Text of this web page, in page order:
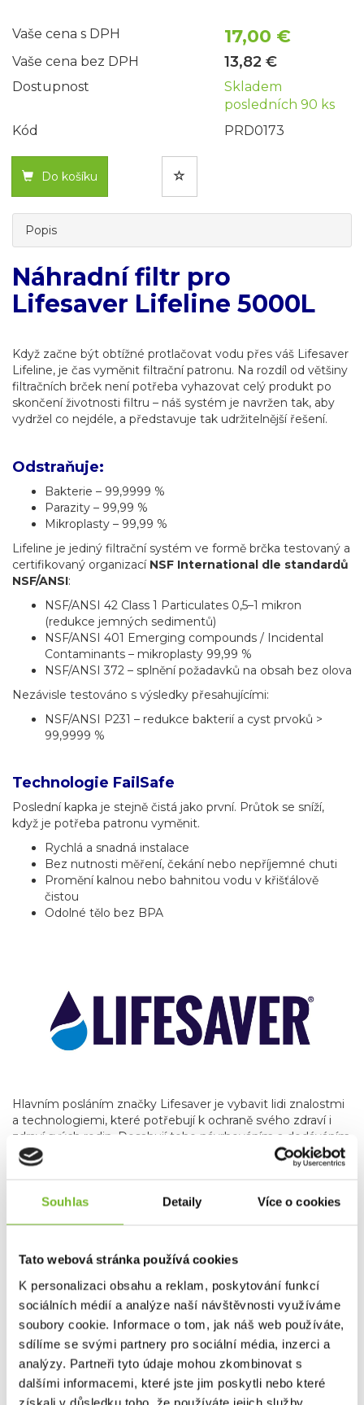
Souhlas Detaily Více o cookies
Tato webová stránka používá cookies
K personalizaci obsahu a reklam, poskytování funkcí
sociálních médií a analýze naší návštěvnosti využíváme
soubory cookie. Informace o tom, jak náš web používáte,
sdílíme se svými partnery pro sociální média, inzerci a
analýzy. Partneři tyto údaje mohou zkombinovat s
dalšími informacemi, které jste jim poskytli nebo které
získali v důsledku toho, že používáte jejich služby.
Vaše cena s DPH 17,00 €
Vaše cena bez DPH 13,82 €
Dostupnost
Skladem
posledních 90 ks
Kód
PRD0173
Do košíku
Popis
Náhradní filtr pro
Lifesaver Lifeline 5000L
Když začne být obtížné protlačovat vodu přes váš Lifesaver
Lifeline, je čas vyměnit filtrační patronu. Na rozdíl od většiny
filtračních brček není potřeba vyhazovat celý produkt po
skončení životnosti filtru – náš systém je navržen tak, aby
vydržel co nejdéle, a představuje tak udržitelnější řešení.
Odstraňuje:
Bakterie – 99,9999 %
Parazity – 99,99 %
Mikroplasty – 99,99 %
Lifeline je jediný filtrační systém ve formě brčka testovaný a
certifikovaný organizací NSF International dle standardů
NSF/ANSI:
NSF/ANSI 42 Class 1 Particulates 0,5–1 mikron
(redukce jemných sedimentů)
NSF/ANSI 401 Emerging compounds / Incidental
Contaminants – mikroplasty 99,99 %
NSF/ANSI 372 – splnění požadavků na obsah bez olova
Nezávisle testováno s výsledky přesahujícími:
NSF/ANSI P231 – redukce bakterií a cyst prvoků >
99,9999 %
Technologie FailSafe
Poslední kapka je stejně čistá jako první. Průtok se sníží,
když je potřeba patronu vyměnit.
Rychlá a snadná instalace
Bez nutnosti měření, čekání nebo nepříjemné chuti
Promění kalnou nebo bahnitou vodu v křišťálově
čistou
Odolné tělo bez BPA
Hlavním posláním značky Lifesaver je vybavit lidi znalostmi
a technologiemi, které potřebují k ochraně svého zdraví i
zdraví svých rodin. Dosahují toho návrhováním a dodáváním
bezkonkurenčních, průkopnických čističů vody
prostřednictvím neustálých inovací. Každý den usilují o to
o světě, kde je bezpečná a čistá pitná voda
laboratořích podle kompletních protokolů vytvořených
organizací NSF (National Sanitation Foundation),
konkrétněstandardu NSF P231– mikrobiologický standard
pro čističe vody, který výrazně převyšuje schémaHWT
(úprava vody v domácnostech)
pro bezpečnou pitnou
vodu.
Produkty Lifesaver Jerrycan aLifesaver Bottlenavíc